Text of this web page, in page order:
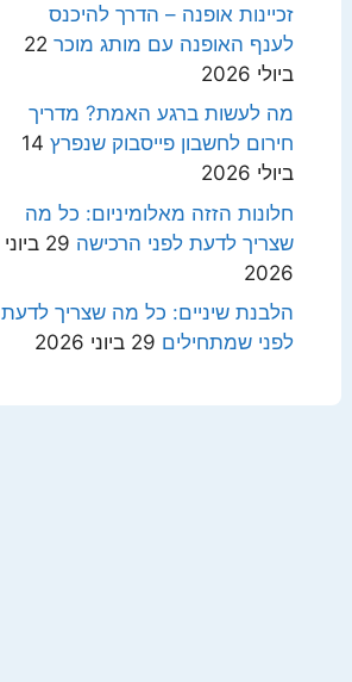
זכיינות אופנה – הדרך להיכנס
לענף האופנה עם מותג מוכר 22
ביולי 2026
מה לעשות ברגע האמת? מדריך
חירום לחשבון פייסבוק שנפרץ 14
ביולי 2026
חלונות הזזה מאלומיניום: כל מה
שצריך לדעת לפני הרכישה
29 ביוני
2026
הלבנת שיניים: כל מה שצריך לדעת
לפני שמתחילים 29 ביוני 2026